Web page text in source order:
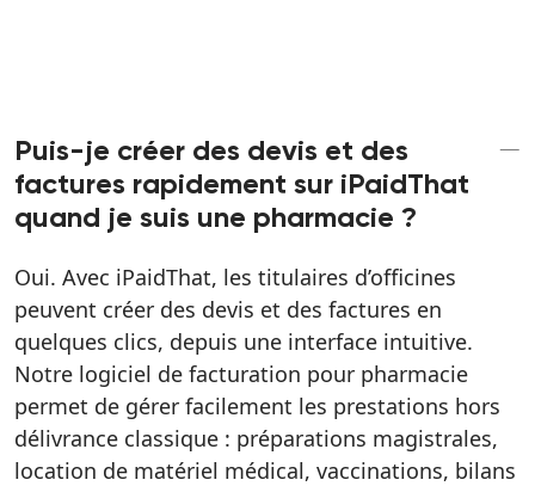
Puis-je créer des devis et des
factures rapidement sur iPaidThat
quand je suis une pharmacie ?
Oui. Avec iPaidThat, les titulaires d’officines
peuvent créer des devis et des factures en
quelques clics, depuis une interface intuitive.
Notre logiciel de facturation pour pharmacie
permet de gérer facilement les prestations hors
délivrance classique : préparations magistrales,
location de matériel médical, vaccinations, bilans